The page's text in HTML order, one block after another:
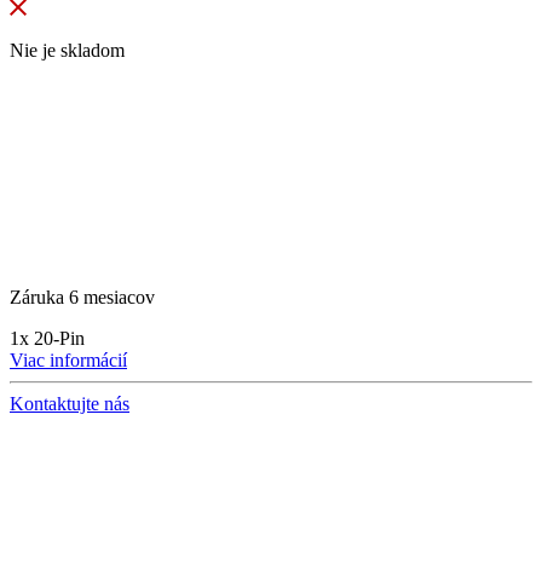
Nie je skladom
Záruka 6 mesiacov
1x 20-Pin
Viac informácií
Kontaktujte nás